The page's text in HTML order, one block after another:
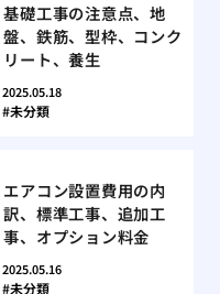
基礎工事の注意点、地
盤、鉄筋、型枠、コンク
リート、養生
2025.05.18
未分類
エアコン設置費用の内
訳、標準工事、追加工
事、オプション料金
2025.05.16
未分類